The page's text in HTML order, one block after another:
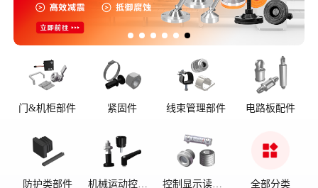
门&机柜部件 紧固件 线束管理部件 电路板配件
防护类部件
机械运动控制
控制显示读数
全部分类